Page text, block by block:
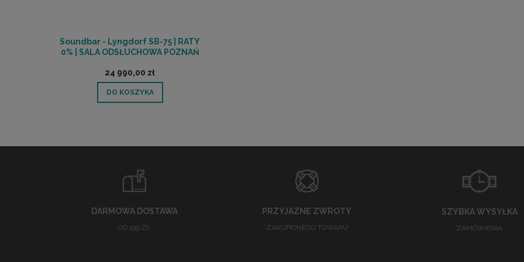
Soundbar - Lyngdorf SB-75 | RATY
0% | SALA ODSŁUCHOWA POZNAŃ
24 990,00 zł
DO KOSZYKA
DARMOWA DOSTAWA
OD 199 ZŁ
PRZYJAZNE ZWROTY
ZAKUPIONEGO TOWARU
SZYBKA WYSYŁKA
ZAMÓWIENIA